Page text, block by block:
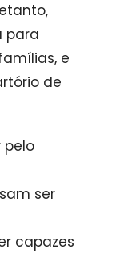
para
e
de
pelo
ser
capazes